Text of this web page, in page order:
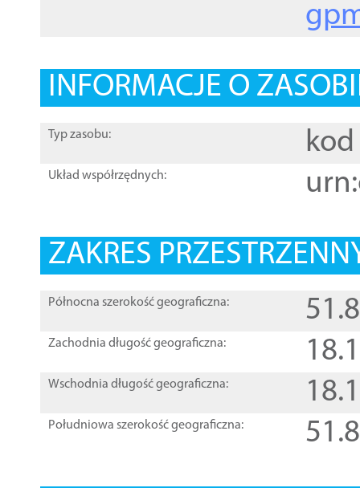
INFORMACJE O
Typ zasobu: kod
Układ współrzędnych:
ZAKRES
Północna szerokość geograficzna:
Zachodnia długość geograficzna:
Wschodnia długość geograficzna:
Południowa szerokość geograficzna: